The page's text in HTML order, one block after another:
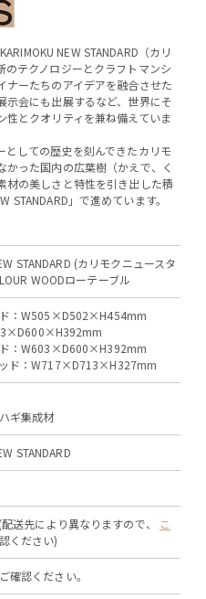
NEW STANDARD（カリ
のテクノロジーとクラフトマンシ
ナーたちのアイデアを融合させた
示会にも出展するなど、世界にそ
性とクオリティを兼ね備えていま
としての歴史を刻んできたカリモ
った国内の広葉樹（かえで、く
材の美しさと特性を引き出した積
STANDARD」で進めています。
STANDARD (カリモクニュースタ
WOODローテーブル
：W505×D502×H454mm
：W603×D600×H392mm
ド：W717×D713×H327mm
ギ集成材
STANDARD
送先により異なりますので、
こ
ください)
確認ください。